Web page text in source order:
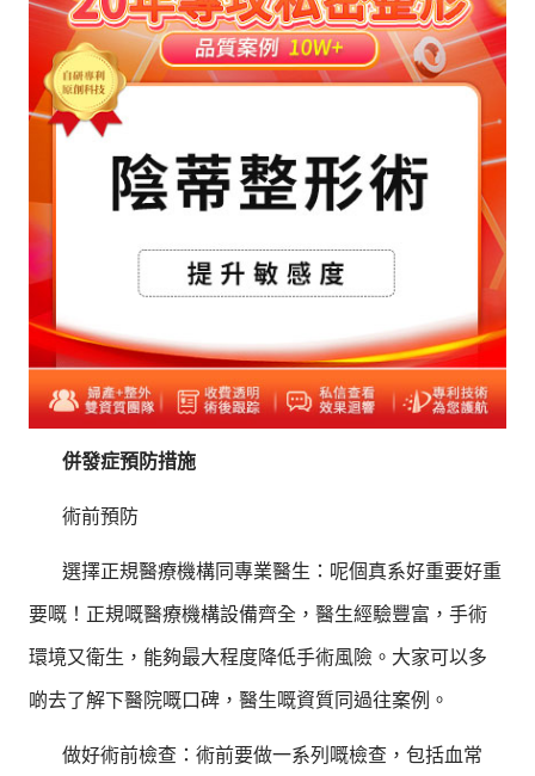
併發症預防措施
術前預防
選擇正規醫療機構同專業醫生：呢個真系好重要好重
要嘅！正規嘅醫療機構設備齊全，醫生經驗豐富，手術
環境又衛生，能夠最大程度降低手術風險。大家可以多
啲去了解下醫院嘅口碑，醫生嘅資質同過往案例。
做好術前檢查：術前要做一系列嘅檢查，包括血常